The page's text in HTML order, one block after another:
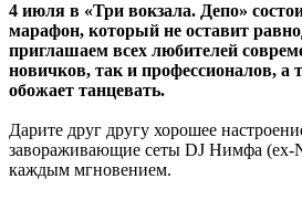
4 июля в «Три вокзала. Депо»
марафон, который не оставит
приглашаем всех любителей
новичков, так и профессионалов, а
обожает танцевать.⁣⁣
Дарите друг другу хорошее
завораживающие сеты DJ Нимфа (ex-
каждым мгновением.